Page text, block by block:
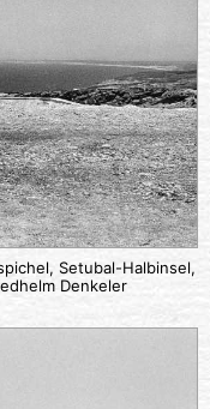
Setubal-Halbinsel,
Denkeler